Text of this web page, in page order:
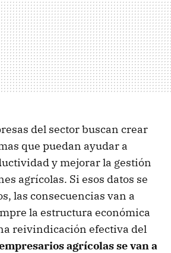
del sector buscan crear
que puedan ayudar a
y mejorar la gestión
agrícolas. Si esos datos se
las consecuencias van a
la estructura económica
reivindicación efectiva del
agrícolas se van a